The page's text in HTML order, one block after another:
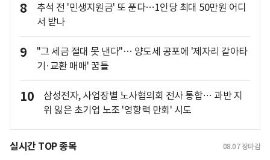
8
추석 전 '민생지원금' 또 푼다…1인당 최대 50만원 어디
서 받나
9
"그 세금 절대 못 낸다"… 양도세 공포에 '제자리 갈아타
기·교환 매매' 꿈틀
10
삼성전자, 사업장별 노사협의회 전사 통합… 과반 지
위 잃은 초기업 노조 '영향력 만회' 시도
실시간 TOP 종목 08.07 장마감